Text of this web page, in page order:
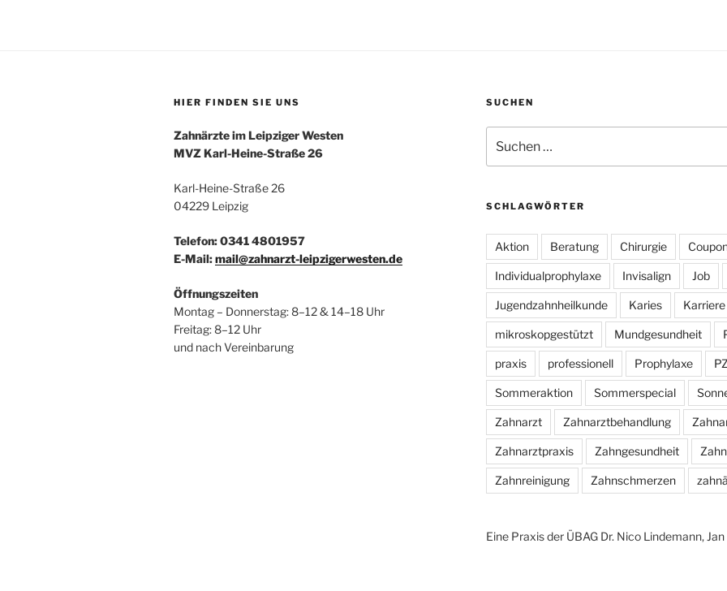
HIER FINDEN SIE UNS
Zahnärzte im Leipziger Westen
MVZ Karl-Heine-Straße 26
Karl-Heine-Straße 26
04229 Leipzig
Telefon: 0341 4801957
E-Mail:mail@zahnarzt-leipzigerwesten.de
Öffnungszeiten
Montag – Donnerstag: 8–12 & 14–18 Uhr
Freitag: 8–12 Uhr
und nach Vereinbarung
SUCHEN
nach:
SCHLAGWÖRTER
Aktion Beratung Chirurgie
Individualprophylaxe Invisalign Job
Jugendzahnheilkunde Karies Karriere
mikroskopgestützt Mundgesundheit
praxis professionell Prophylaxe
Sommeraktion Sommerspecial
Zahnarzt Zahnarztbehandlung
Zahnarztpraxis Zahngesundheit
Zahnreinigung Zahnschmerzen
Eine Praxis der ÜBAG Dr. Nico Lindemann,